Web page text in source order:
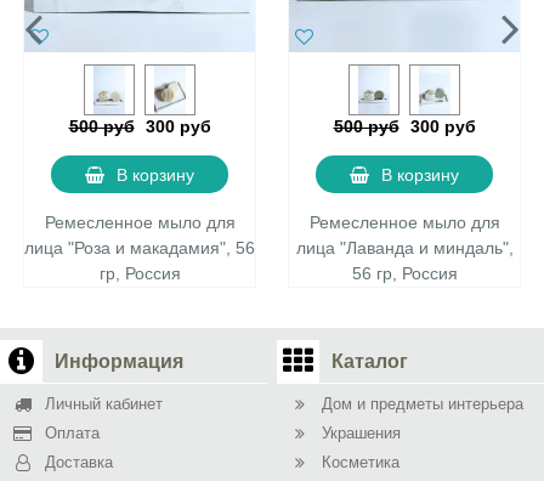
500 руб 300 руб
В корзину
Ремесленное мыло для
лица "Роза и макадамия", 56
гр, Россия
500 руб 300 руб
В корзину
Ремесленное мыло для
лица "Лаванда и миндаль",
56 гр, Россия
Информация
Личный кабинет
Оплата
Доставка
Каталог
Дом и предметы интерьера
Украшения
Косметика